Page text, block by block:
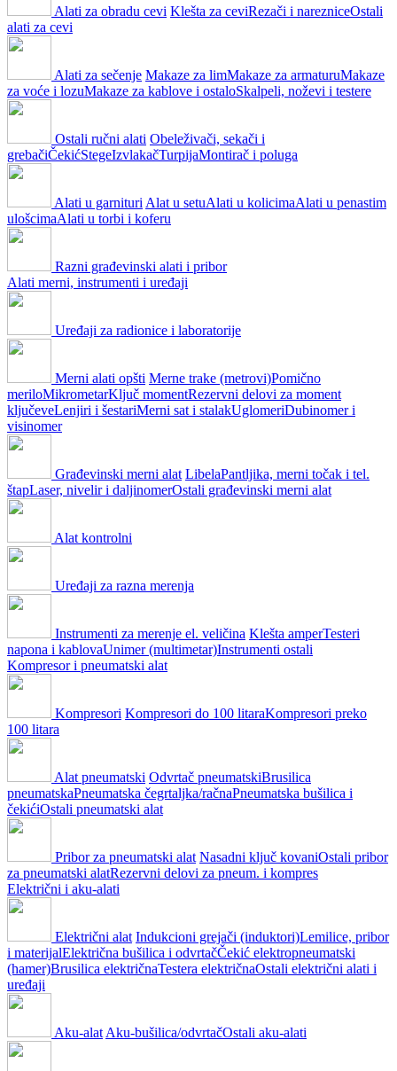
Alati za obradu cevi Klešta za ceviRezači i narezniceOstali
alati za cevi
Alati za sečenje Makaze za limMakaze za armaturuMakaze
za voće i lozuMakaze za kablove i ostaloSkalpeli, noževi i testere
Ostali ručni alati Obeleživači, sekači i
grebačiČekićStegeIzvlakačTurpijaMontirač i poluga
Alati u garnituri Alat u setuAlati u kolicimaAlati u penastim
ulošcimaAlati u torbi i koferu
Razni građevinski alati i pribor
Alati merni, instrumenti i uređaji
Uređaji za radionice i laboratorije
Merni alati opšti Merne trake (metrovi)Pomično
meriloMikrometarKljuč momentRezervni delovi za moment
ključeveLenjiri i šestariMerni sat i stalakUglomeriDubinomer i
visinomer
Građevinski merni alat LibelaPantljika, merni točak i tel.
štapLaser, nivelir i daljinomerOstali građevinski merni alat
Alat kontrolni
Uređaji za razna merenja
Instrumenti za merenje el. veličina Klešta amperTesteri
napona i kablovaUnimer (multimetar)Instrumenti ostali
Kompresor i pneumatski alat
Kompresori Kompresori do 100 litaraKompresori preko
100 litara
Alat pneumatski Odvrtač pneumatskiBrusilica
pneumatskaPneumatska čegrtaljka/račnaPneumatska bušilica i
čekićiOstali pneumatski alat
Pribor za pneumatski alat Nasadni ključ kovaniOstali pribor
za pneumatski alatRezervni delovi za pneum. i kompres
Električni i aku-alati
Električni alat Indukcioni grejači (induktori)Lemilice, pribor
i materijalElektrična bušilica i odvrtačČekić elektropneumatski
(hamer)Brusilica električnaTestera električnaOstali električni alati i
uređaji
Aku-alat Aku-bušilica/odvrtačOstali aku-alati